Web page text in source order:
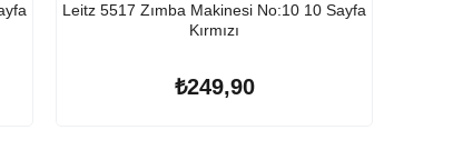
Leitz 5517 Zımba Makinesi No:10 10 Sayfa
Kırmızı
₺249,90